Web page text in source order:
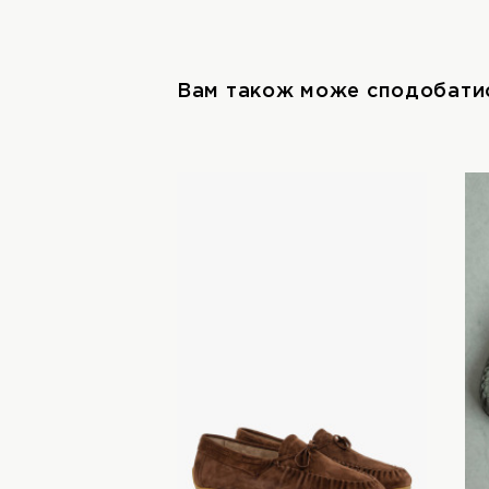
Вам також може